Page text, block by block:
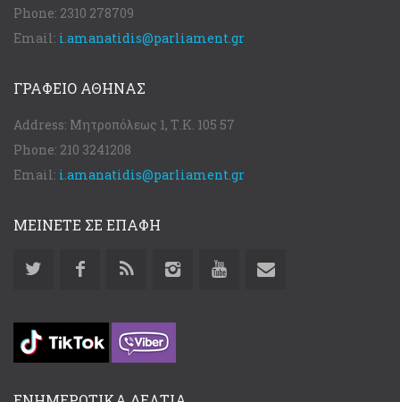
Phone: 2310 278709
Email: i.amanatidis@parliament.gr
ΓΡΑΦΕΊΟ ΑΘΉΝΑΣ
Address: Μητροπόλεως 1, Τ.Κ. 105 57
Phone: 210 3241208
Email: i.amanatidis@parliament.gr
ΜΕΙΝΕΤΕ ΣΕ ΕΠΑΦΗ